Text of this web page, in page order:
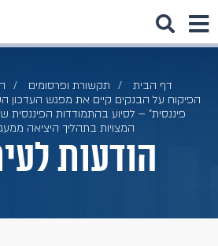
דף הבית תקשורת ופרסומים
הפיקוח על הבנקים קיים את מפגש העדכון
פיננסית" – לסיוע בהתמודדות הפיננסית
המצויות בתהליך היציאה
הודעות